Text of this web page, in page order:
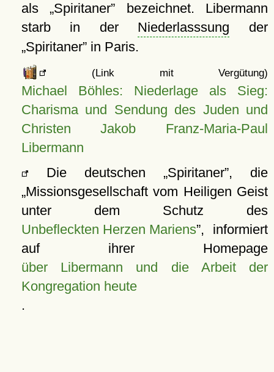
als Spiritaner
bezeichnet. Libermann
starb in der Niederlasssung der
Spiritaner in Paris.
(Link mit Vergütung)
Michael Böhles: Niederlage als Sieg:
Charisma und Sendung des Juden und
Christen Jakob Franz-Maria-Paul
Libermann
Die deutschen
Spiritaner , die
Missionsgesellschaft vom Heiligen Geist
unter dem Schutz des
Unbefleckten Herzen Mariens , informiert
auf ihrer Homepage
über Libermann und die Arbeit der
Kongregation heute
.